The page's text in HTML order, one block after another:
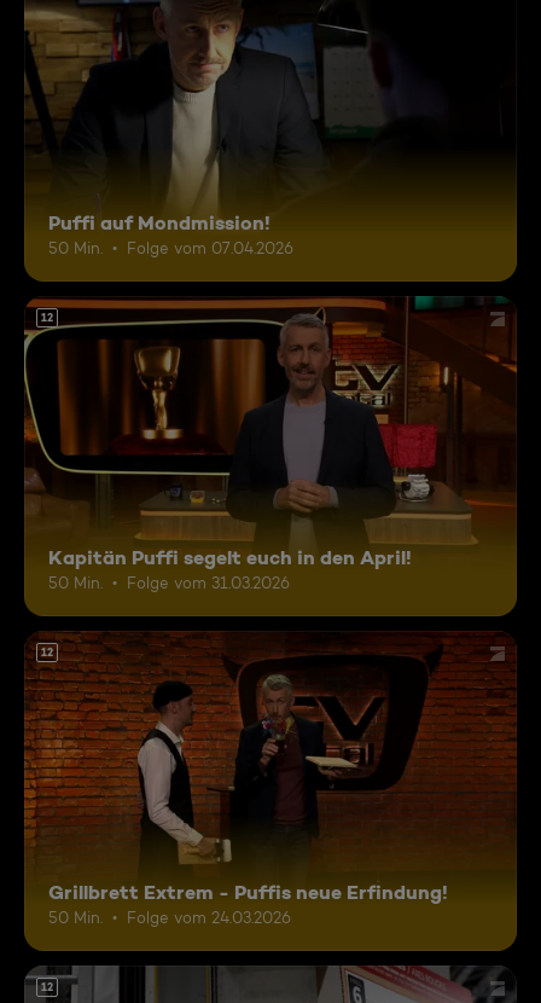
Puffi auf Mondmission!
50 Min. Folge vom 07.04.2026
12
Kapitän Puffi segelt euch in den April!
50 Min. Folge vom 31.03.2026
12
Grillbrett Extrem - Puffis neue Erfindung!
50 Min. Folge vom 24.03.2026
12